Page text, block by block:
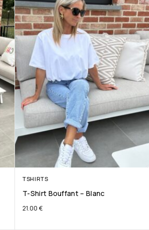
TSHIRTS
T-Shirt Bouffant – Blanc
21.00 €